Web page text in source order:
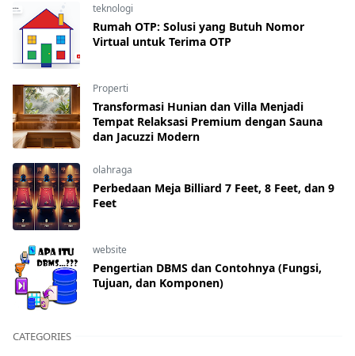
teknologi
Rumah OTP: Solusi yang Butuh Nomor
Virtual untuk Terima OTP
Properti
Transformasi Hunian dan Villa Menjadi
Tempat Relaksasi Premium dengan Sauna
dan Jacuzzi Modern
olahraga
Perbedaan Meja Billiard 7 Feet, 8 Feet, dan 9
Feet
website
Pengertian DBMS dan Contohnya (Fungsi,
Tujuan, dan Komponen)
CATEGORIES